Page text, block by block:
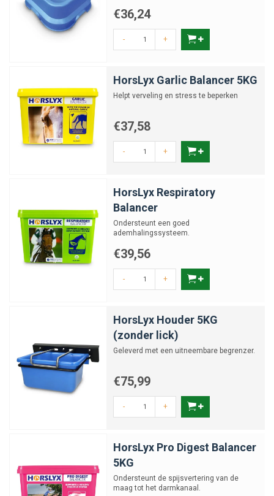
€36,24
- +
HorsLyx Garlic Balancer 5KG
Helpt verveling en stress te beperken
€37,58
- +
HorsLyx Respiratory
Balancer
Ondersteunt een goed
ademhalingssysteem.
€39,56
- +
HorsLyx Houder 5KG
(zonder lick)
Geleverd met een uitneembare begrenzer.
€75,99
- +
HorsLyx Pro Digest Balancer
5KG
Ondersteunt de spijsvertering van de
maag tot het darmkanaal.